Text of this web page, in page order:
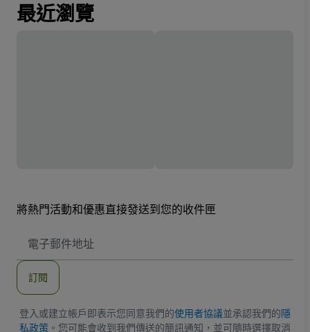
最近瀏覽
將熱門活動和優惠直接發送到您的收件匣
子
地
訂閱
登入或建立帳戶即表示您同意我們的使用者協議並承認我們的隱
私政策 。您可能會收到我們傳送的簡訊通知，並可隨時選擇取消